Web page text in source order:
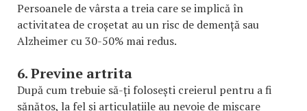
Persoanele de vârsta a treia care se implică în
activitatea de croșetat au un risc de demență sau
Alzheimer cu 30-50% mai redus.
6. Previne artrita
După cum trebuie să-ți folosești creierul pentru a fi
sănătos, la fel și articulațiile au nevoie de mișcare